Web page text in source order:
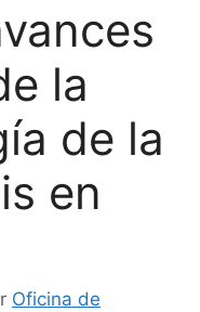
la
de la
en
Oficina de